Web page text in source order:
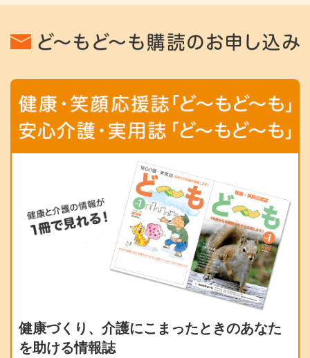
健康づくり、介護にこまったときのあなた
を助ける情報誌